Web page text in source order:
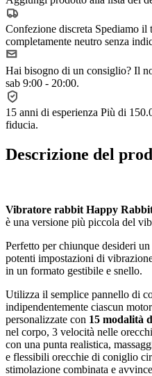
Confezione discreta Spediamo il
completamente neutro senza
Hai bisogno di un consiglio? Il
sab 9:00 - 20:00.
15 anni di esperienza Più di
fiducia.
Descrizione del
Vibratore rabbit Happy
è una versione più piccola del
Perfetto per chiunque desideri
potenti impostazioni di
in un formato gestibile e snello.
Utilizza il semplice pannello di
indipendentemente ciascun
personalizzate con 15 modalità
nel corpo, 3 velocità nelle
con una punta realistica,
e flessibili orecchie di coniglio
stimolazione combinata e